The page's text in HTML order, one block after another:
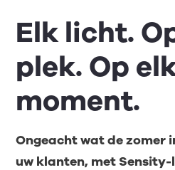
Elk licht.
plek. Op
moment.
Ongeacht wat de zomer
uw klanten, met